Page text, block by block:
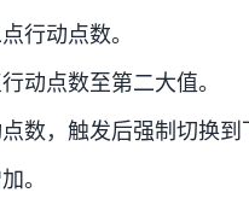
行动点数。
动点数至第二大值。
数，触发后强制切换到
。